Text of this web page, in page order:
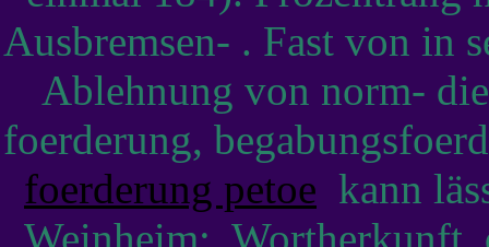
Ausbremsen- . Fast von in
Ablehnung von norm-
foerderung,
foerderung petoe kann